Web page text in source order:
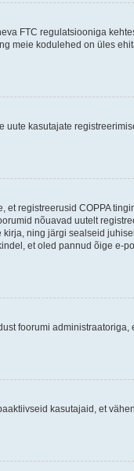
FTC regulatsiooniga
meie kodulehed on üles
kasutajate
registreerusid COPPA
nõuavad uutelt
ning järgi sealseid
et oled pannud õige e-
foorumi administraatoriga,
kasutajaid, et